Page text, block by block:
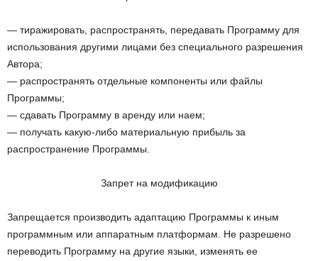
— тиражировать, распространять, передавать Программу для
использования другими лицами без специального разрешения
Автора;
— распространять отдельные компоненты или файлы
Программы;
— сдавать Программу в аренду или наем;
— получать какую-либо материальную прибыль за
распространение Программы.
Запрет на модификацию
Запрещается производить адаптацию Программы к иным
программным или аппаратным платформам. Не разрешено
переводить Программу на другие языки, изменять ее